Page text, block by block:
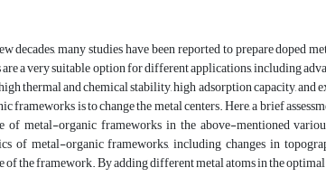
decades, many studies have been reported to prepare
a very suitable option for different applications, including
thermal and chemical stability, high adsorption capacity,
frameworks is to change the metal centers. Here, a brief
of metal-organic frameworks in the above-mentioned
of metal-organic frameworks, including changes in
of the framework. By adding different metal atoms in the